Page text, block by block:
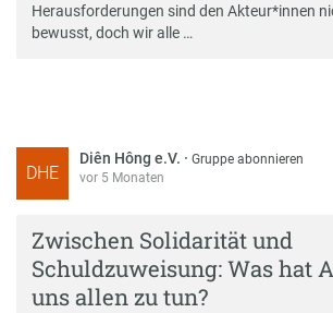
Herausforderungen sind den Akteur*innen
bewusst, doch wir alle …
DHE
Diên Hông e.V. ·Gruppe abonnieren
vor 5 Monaten
Zwischen Solidarität und
Schuldzuweisung: Was hat
uns allen zu tun?